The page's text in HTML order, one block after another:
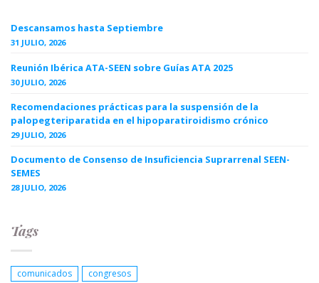
Descansamos hasta Septiembre
31 JULIO, 2026
Reunión Ibérica ATA-SEEN sobre Guías ATA 2025
30 JULIO, 2026
Recomendaciones prácticas para la suspensión de la
palopegteriparatida en el hipoparatiroidismo crónico
29 JULIO, 2026
Documento de Consenso de Insuficiencia Suprarrenal SEEN-
SEMES
28 JULIO, 2026
Tags
comunicados congresos